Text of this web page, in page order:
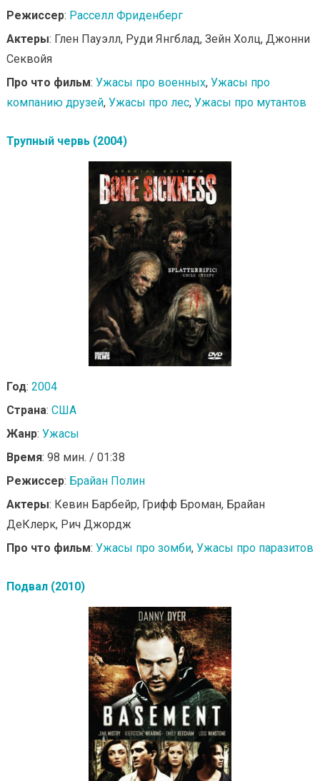
Режиссер: Расселл Фриденберг
Актеры: Глен Пауэлл, Руди Янгблад, Зейн Холц, Джонни
Секвойя
Про что фильм: Ужасы про военных, Ужасы про
компанию друзей, Ужасы про лес, Ужасы про мутантов
Трупный червь (2004)
Год: 2004
Страна: США
Жанр: Ужасы
Время: 98 мин. / 01:38
Режиссер: Брайан Полин
Актеры: Кевин Барбейр, Грифф Броман, Брайан
ДеКлерк, Рич Джордж
Про что фильм: Ужасы про зомби, Ужасы про паразитов
Подвал (2010)